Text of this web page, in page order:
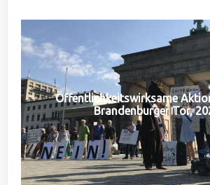
Öffentlichkeitswirksame
Brandenburger Tor,